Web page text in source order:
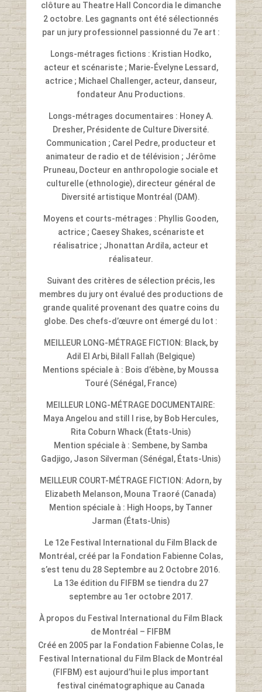
clôture au Theatre Hall Concordia le dimanche
2 octobre. Les gagnants ont été sélectionnés
par un jury professionnel passionné du 7e art :
Longs-métrages fictions : Kristian Hodko,
acteur et scénariste ; Marie-Évelyne Lessard,
actrice ; Michael Challenger, acteur, danseur,
fondateur Anu Productions.
Longs-métrages documentaires : Honey A.
Dresher, Présidente de Culture Diversité.
Communication ; Carel Pedre, producteur et
animateur de radio et de télévision ; Jérôme
Pruneau, Docteur en anthropologie sociale et
culturelle (ethnologie), directeur général de
Diversité artistique Montréal (DAM).
Moyens et courts-métrages : Phyllis Gooden,
actrice ; Caesey Shakes, scénariste et
réalisatrice ; Jhonattan Ardila, acteur et
réalisateur.
Suivant des critères de sélection précis, les
membres du jury ont évalué des productions de
grande qualité provenant des quatre coins du
globe. Des chefs-d’œuvre ont émergé du lot :
MEILLEUR LONG-MÉTRAGE FICTION: Black, by
Adil El Arbi, Bilall Fallah (Belgique)
Mentions spéciale à : Bois d’ébène, by Moussa
Touré (Sénégal, France)
MEILLEUR LONG-MÉTRAGE DOCUMENTAIRE:
Maya Angelou and still I rise, by Bob Hercules,
Rita Coburn Whack (États-Unis)
Mention spéciale à : Sembene, by Samba
Gadjigo, Jason Silverman (Sénégal, États-Unis)
MEILLEUR COURT-MÉTRAGE FICTION: Adorn, by
Elizabeth Melanson, Mouna Traoré (Canada)
Mention spéciale à : High Hoops, by Tanner
Jarman (États-Unis)
Le 12e Festival International du Film Black de
Montréal, créé par la Fondation Fabienne Colas,
s’est tenu du 28 Septembre au 2 Octobre 2016.
La 13e édition du FIFBM se tiendra du 27
septembre au 1er octobre 2017.
À propos du Festival International du Film Black
de Montréal – FIFBM
Créé en 2005 par la Fondation Fabienne Colas, le
Festival International du Film Black de Montréal
(FIFBM) est aujourd’hui le plus important
festival cinématographique au Canada